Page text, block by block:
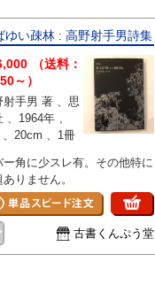
ゆい疎林 : 高野射手男詩集
（送料：
～）
手男 著 、思
70p 、20cm 、1冊
ー角に少スレ有。その他特に
りません。
古書くんぷう堂